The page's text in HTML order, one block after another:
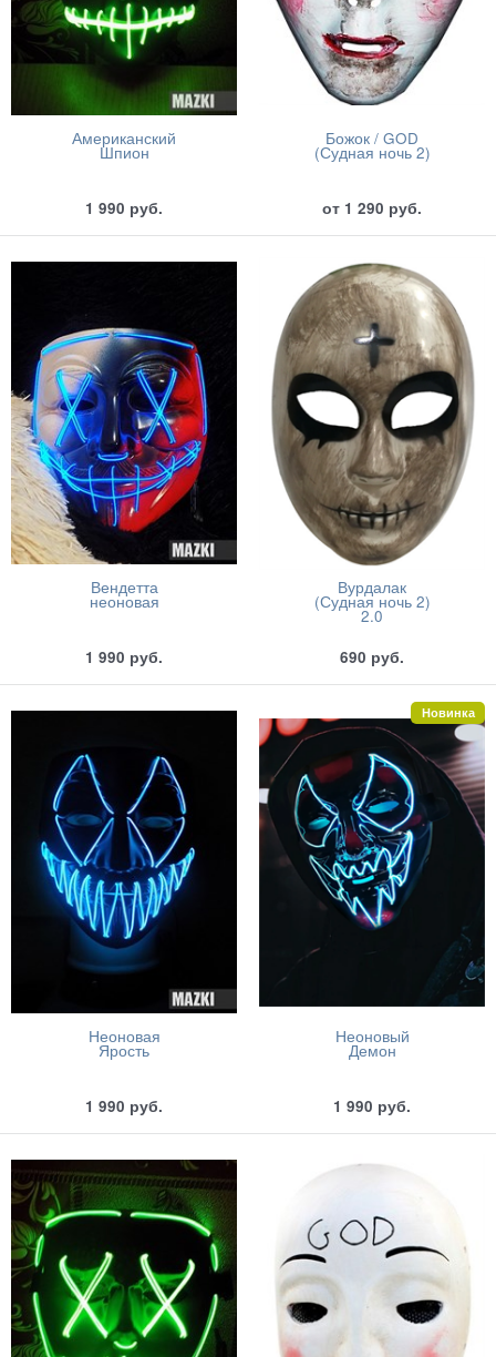
Американский
Шпион
1 990 руб.
Божок / GOD
(Судная ночь 2)
от 1 290 руб.
Вендетта
неоновая
1 990 руб.
Вурдалак
(Судная ночь 2)
2.0
690 руб.
Неоновая
Ярость
1 990 руб.
Неоновый
Демон
1 990 руб.
Новинка